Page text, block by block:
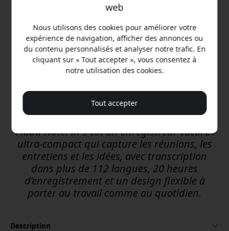
Livraison rapide et traçable
Retour sous 30 jours
Retour facile - sans tracas
Paiements sécurisés avec chiffrement
Plaud NotePin S est un enregistreur vocal IA
ultra-compact qui capture les réunions, les
entretiens et les idées, avec transcription
dans plus de 112 langues, 20 heures
d’enregistrement et un design flexible à
porter au travail comme au quotidien.
Description
web
Nous utilisons des cookies pour améliorer votre
expérience de navigation, afficher des annonces ou
du contenu personnalisés et analyser notre trafic. En
cliquant sur « Tout accepter », vous consentez à
notre utilisation des cookies.
Tout accepter